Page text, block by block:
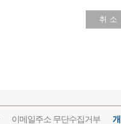
취 소
이메일주소 무단수집거부